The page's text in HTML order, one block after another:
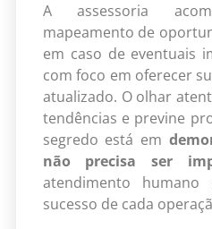
A assessoria
mapeamento de
em caso de eventuais
com foco em oferecer
atualizado. O olhar
tendências e previne
segredo está em
não precisa ser
atendimento
sucesso de cada